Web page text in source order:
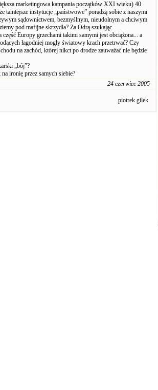
marketingowa kampania początków XXI wieku) 40
instytucje „państwowe” poradzą sobie z naszymi
sądownictwem, bezmyślnym, nieudolnym a chciwym
pod mafijne skrzydła? Za Odrą szukając
Europy grzechami takimi samymi jest obciążona... a
łagodniej mogły światowy krach przetrwać? Czy
na zachód, której nikct po drodze zauważać nie będzie
„bój”?
ironię przez samych siebie?
24 czerwiec 2005
piotrek gilek